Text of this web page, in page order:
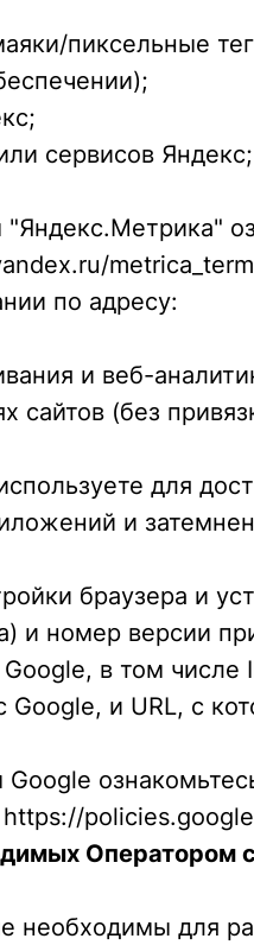
пиксельные
сервисов Яндекс;
по адресу:
и веб-
(без
для
и
браузера и
и номер версии
в том числе
и URL, с
Оператором
необходимы для